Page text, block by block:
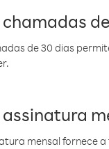
de 30 dias
assinatura
mensal fornece